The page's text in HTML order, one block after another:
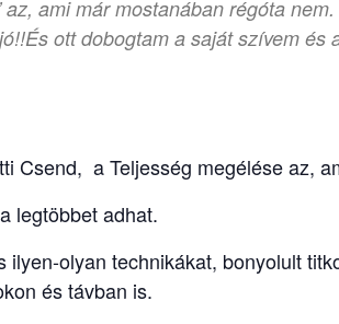
ami már mostanában régóta
ott dobogtam a saját szívem és
Csend, a Teljesség megélése az,
legtöbbet adhat.
olyan technikákat, bonyolult
és távban is.